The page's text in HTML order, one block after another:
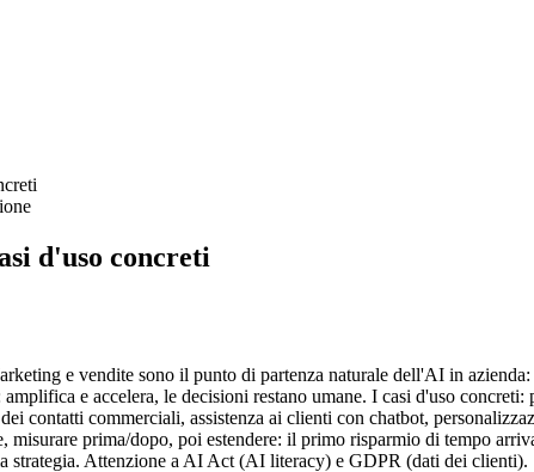
d'uso concreti
e vendite sono il punto di partenza naturale dell'AI in
e accelera, le decisioni restano umane. I casi d'uso
contatti commerciali, assistenza ai clienti con chatbot,
prima/dopo, poi estendere: il primo risparmio di tempo
strategia. Attenzione a AI Act (AI literacy) e GDPR (dati dei clienti).